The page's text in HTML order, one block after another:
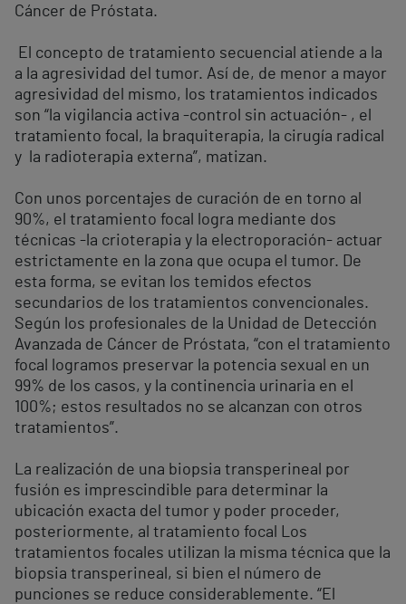
Cáncer de Próstata.
El concepto de tratamiento secuencial atiende a la
a la agresividad del tumor. Así de, de menor a mayor
agresividad del mismo, los tratamientos indicados
son “la vigilancia activa -control sin actuación- , el
tratamiento focal, la braquiterapia, la cirugía radical
y la radioterapia externa”, matizan.
Con unos porcentajes de curación de en torno al
90%, el tratamiento focal logra mediante dos
técnicas -la crioterapia y la electroporación- actuar
estrictamente en la zona que ocupa el tumor. De
esta forma, se evitan los temidos efectos
secundarios de los tratamientos convencionales.
Según los profesionales de la Unidad de Detección
Avanzada de Cáncer de Próstata, “con el tratamiento
focal logramos preservar la potencia sexual en un
99% de los casos, y la continencia urinaria en el
100%; estos resultados no se alcanzan con otros
tratamientos”.
La realización de una biopsia transperineal por
fusión es imprescindible para determinar la
ubicación exacta del tumor y poder proceder,
posteriormente, al tratamiento focal Los
tratamientos focales utilizan la misma técnica que la
biopsia transperineal, si bien el número de
punciones se reduce considerablemente. “El